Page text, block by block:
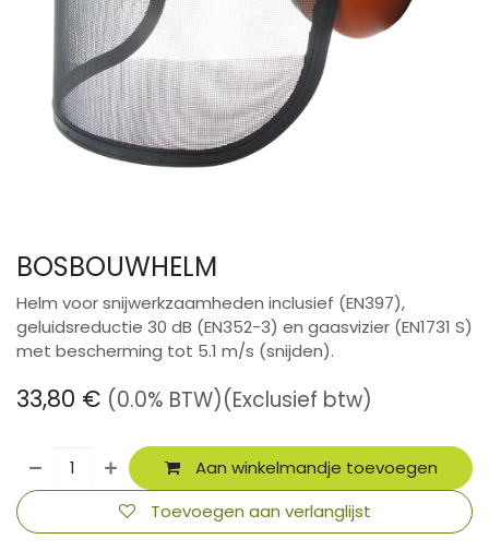
BOSBOUWHELM
Helm voor snijwerkzaamheden inclusief (EN397),
geluidsreductie 30 dB (EN352-3) en gaasvizier (EN1731 S)
met bescherming tot 5.1 m/s (snijden).
33,80 € (0.0% BTW)(Exclusief btw)
Aan winkelmandje toevoegen
Toevoegen aan verlanglijst